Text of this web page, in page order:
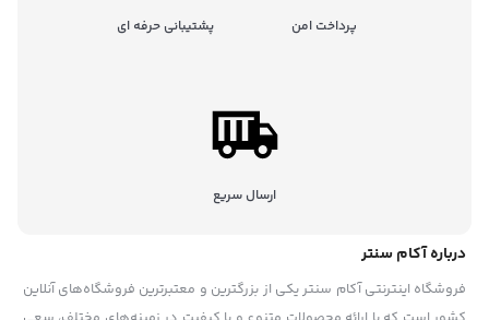
پرداخت امن پشتیبانی حرفه ای
ارسال سریع
درباره آکام سنتر
فروشگاه اینترنتی آکام سنتر یکی از بزرگترین و معتبرترین فروشگاه‌های آنلاین